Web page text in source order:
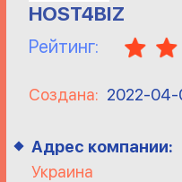
HOST4BIZ
Рейтинг:
Создана: 2022-04-
Адрес компании:
Украина